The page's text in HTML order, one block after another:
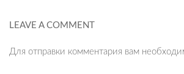
LEAVE A COMMENT
Для отправки комментария вам